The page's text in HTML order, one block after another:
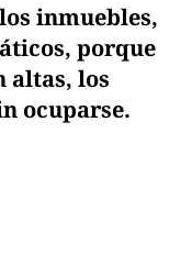
inmuebles,
porque
altas, los
ocuparse.